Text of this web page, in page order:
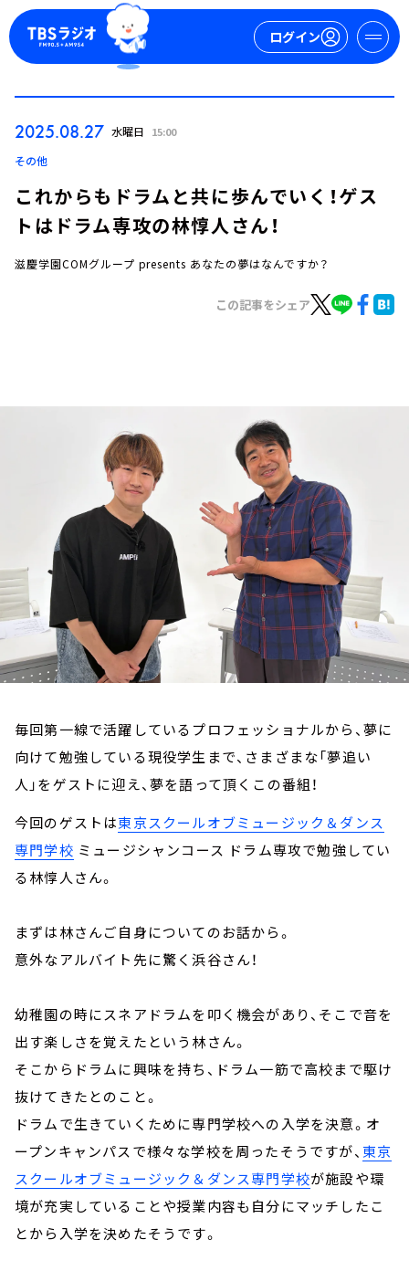
ログイン
イベント・グッズ
YouTube
会社情報
2025.08.27 水曜日 15:00
その他
これからもドラムと共に歩んでいく！ゲス
トはドラム専攻の林惇人さん！
滋慶学園COMグループ presents あなたの夢はなんですか？
この記事をシェア
毎回第一線で活躍しているプロフェッショナルから、夢に
向けて勉強している現役学生まで、さまざまな「夢追い
人」をゲストに迎え、夢を語って頂くこの番組！
今回のゲストは東京スクールオブミュージック＆ダンス
専門学校 ミュージシャンコース ドラム専攻で勉強してい
る林惇人さん。
まずは林さんご自身についてのお話から。
意外なアルバイト先に驚く浜谷さん！
幼稚園の時にスネアドラムを叩く機会があり、そこで音を
出す楽しさを覚えたという林さん。
そこからドラムに興味を持ち、ドラム一筋で高校まで駆け
抜けてきたとのこと。
ドラムで生きていくために専門学校への入学を決意。オ
ープンキャンパスで様々な学校を周ったそうですが、 東京
スクールオブミュージック＆ダンス専門学校が施設や環
境が充実していることや授業内容も自分にマッチしたこ
とから入学を決めたそうです。